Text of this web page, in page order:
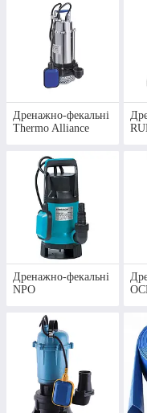
Придбавши
убезпечите
Купуйте
зробить за Вас
магазину
Дренажно-фекальні
Thermo Alliance
Дренажно-фекальні
NPO